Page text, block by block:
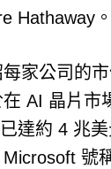
Hathaway。
家公司的
AI 晶片市
達約 4 兆
號